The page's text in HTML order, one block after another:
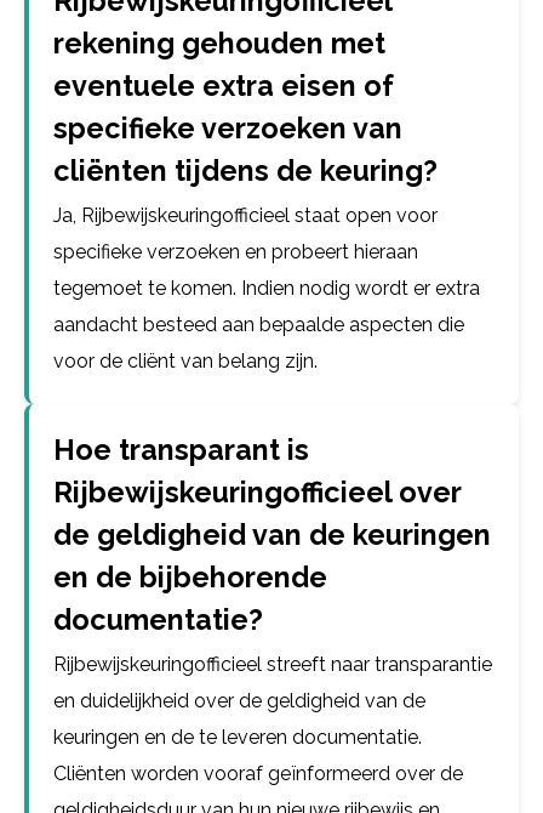
rekening gehouden met
eventuele extra eisen of
specifieke verzoeken van
cliënten tijdens de keuring?
Ja, Rijbewijskeuringofficieel staat open voor
specifieke verzoeken en probeert hieraan
tegemoet te komen. Indien nodig wordt er extra
aandacht besteed aan bepaalde aspecten die
voor de cliënt van belang zijn.
Hoe transparant is
Rijbewijskeuringofficieel over
de geldigheid van de keuringen
en de bijbehorende
documentatie?
Rijbewijskeuringofficieel streeft naar transparantie
en duidelijkheid over de geldigheid van de
keuringen en de te leveren documentatie.
Cliënten worden vooraf geïnformeerd over de